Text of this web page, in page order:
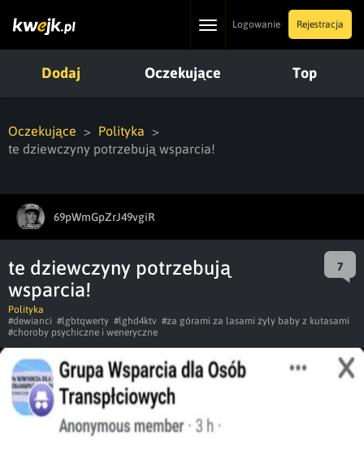
ToggleLogowanie Rejestracja
Dodaj Oczekujące Top
Oczekujące
Polityka
te dziewczyny potrzebują wsparcia!
69pWmGpZrJ49vgiR
te dziewczyny potrzebują
wsparcia!
7
Polityka
#dewianci #lgbtqwerty #lghd4ktv #za górami za lasami żyły baby z kutasami
#choroby psychiczne i weneryczne